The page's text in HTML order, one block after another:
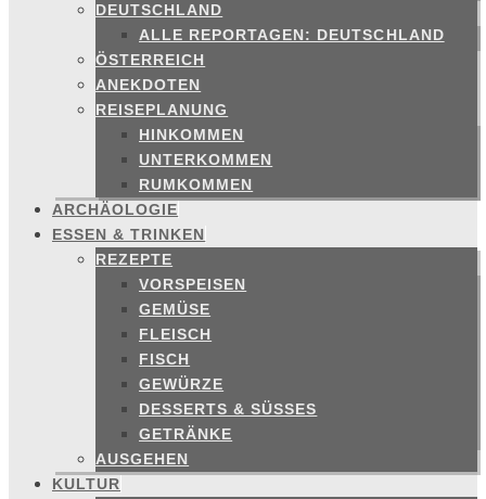
DEUTSCHLAND
ALLE REPORTAGEN: DEUTSCHLAND
ÖSTERREICH
ANEKDOTEN
REISEPLANUNG
HINKOMMEN
UNTERKOMMEN
RUMKOMMEN
ARCHÄOLOGIE
ESSEN & TRINKEN
REZEPTE
VORSPEISEN
GEMÜSE
FLEISCH
FISCH
GEWÜRZE
DESSERTS & SÜSSES
GETRÄNKE
AUSGEHEN
KULTUR